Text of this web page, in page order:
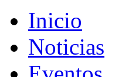
Inicio
Noticias